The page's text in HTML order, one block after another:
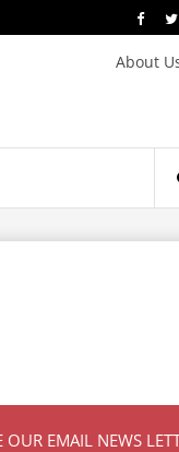
About
OUR EMAIL NEWS